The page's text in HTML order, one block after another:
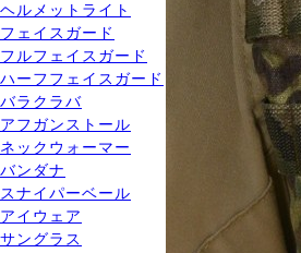
ヘルメットライト
フェイスガード
フルフェイスガード
ハーフフェイスガード
バラクラバ
アフガンストール
ネックウォーマー
バンダナ
スナイパーベール
アイウェア
サングラス